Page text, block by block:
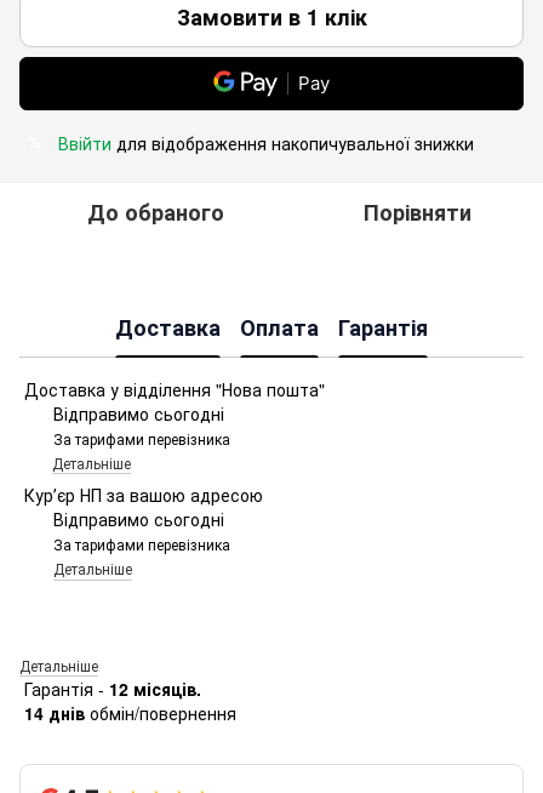
Замовити в 1 клік
Pay
Ввійти для відображення накопичувальної знижки
До обраного Порівняти
Доставка Оплата Гарантія
Доставка у відділення "Нова пошта"
Відправимо сьогодні
За тарифами перевізника
Детальніше
Курʼєр НП за вашою адресою
Відправимо сьогодні
За тарифами перевізника
Детальніше
Детальніше
Гарантія - 12 місяців.
14 днів обмін/повернення